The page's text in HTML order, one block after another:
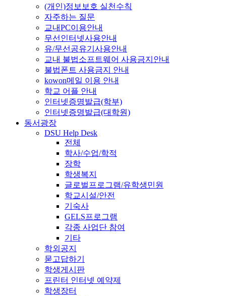
(개인)정보보호 실천수칙
자주하는 질문
교내PC이용안내
무선인터넷사용안내
유/무선공유기사용안내
교내 불법소프트웨어 사용금지안내
불법폰트 사용금지 안내
kowon메일 이용 안내
학교 어플 안내
인터넷증명발급(학부)
인터넷증명발급(대학원)
동서광장
DSU Help Desk
전체
학사/수업/학적
장학
학생복지
글로벌프로그램/유학생민원
학교시설/안전
기숙사
GELS프로그램
각종 사업단 참여
기타
학외공지
묻고답하기
학생게시판
프린터 인터넷 예약제
학생장터